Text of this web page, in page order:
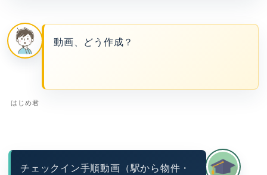
はじめ君
動画、どう作成？
チェックイン手順動画（駅から物件・